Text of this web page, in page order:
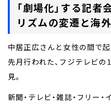
「劇場化」する記者
リズムの変遷と海
中居正広さんと女性の間で
先月行われた、フジテレビ
見。
新聞・テレビ・雑誌・フリー